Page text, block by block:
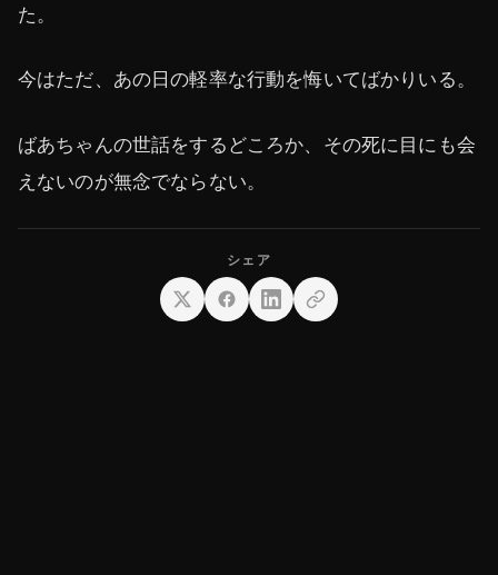
た。
今はただ、あの日の軽率な行動を悔いてばかりいる。
ばあちゃんの世話をするどころか、その死に目にも会
えないのが無念でならない。